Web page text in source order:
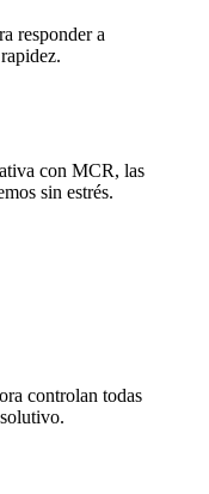
responder a
con MCR, las
sin estrés.
controlan todas